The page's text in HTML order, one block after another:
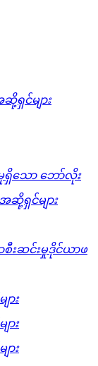
င်များ
မှုရှိသော ဘော်လိုး
ဆို့ရှင်များ
ာစီးဆင်းမှုဒိုင်ယာဖ
ား
ား
ား